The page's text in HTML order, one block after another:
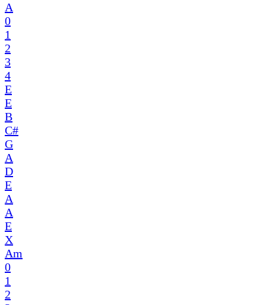
A
0
1
2
3
4
E
E
B
C#
G
A
D
E
A
A
E
X
Am
0
1
2